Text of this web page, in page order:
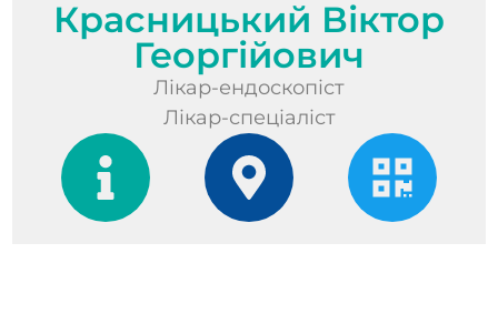
Красницький Віктор
Георгійович
Лікар-ендоскопіст
Лікар-спеціаліст